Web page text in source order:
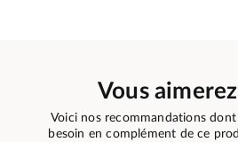
Vous
Voici nos recommandations
besoin en complément de ce